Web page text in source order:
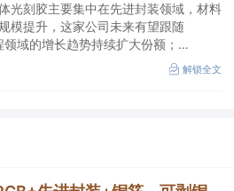
刻胶主要集中在先进封装领域，材料
模提升，这家公司未来有望跟随
域的增长趋势持续扩大份额；
司是深耕连接器国产核心骨干，高速互
服务器厂商，深度绑定华为供应链。
解锁全文